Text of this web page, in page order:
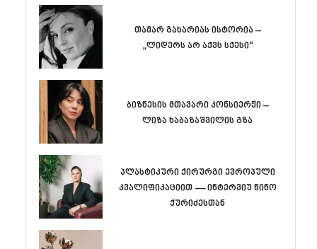
თამარ გახარიას ისტორია –
„ლიდერს არ აქვს სქესი“
ბიზნესის მთავარი კონსიერჟი –
ლიზა ხაბაზაშვილის გზა
პლასტიკური ქირურგი ევროპული
კვალიფიკაციით — ინტერვიუ ნინო
ქურიძესთან